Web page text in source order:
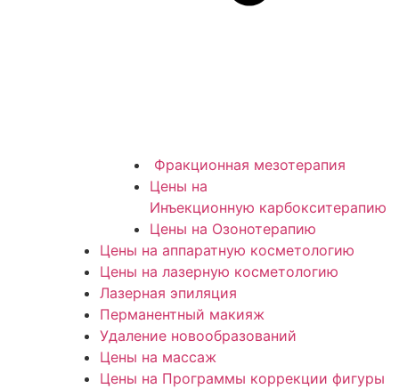
Фракционная мезотерапия
Цены на
Инъекционную карбокситерапию
Цены на Озонотерапию
Цены на аппаратную косметологию
Цены на лазерную косметологию
Лазерная эпиляция
Перманентный макияж
Удаление новообразований
Цены на массаж
Цены на Программы коррекции фигуры